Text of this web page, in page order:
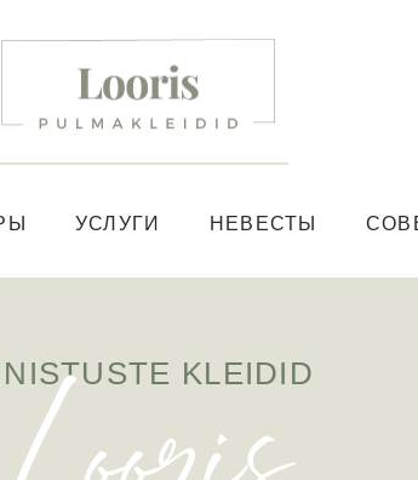
УСЛУГИ НЕВЕСТЫ
KLEIDID